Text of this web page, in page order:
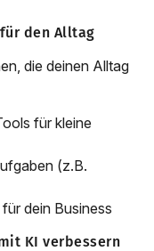
den Alltag
die deinen Alltag
für kleine
(z.B.
dein Business
KI verbessern